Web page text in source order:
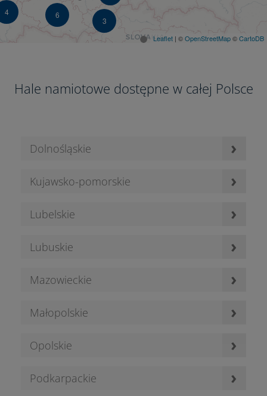
3
4
6
Leaflet | ©OpenStreetMap©CartoDB
Hale namiotowe dostępne w całej Polsce
Dolnośląskie ›
Kujawsko-pomorskie ›
Lubelskie ›
Lubuskie ›
Mazowieckie ›
Małopolskie ›
Opolskie ›
Podkarpackie ›